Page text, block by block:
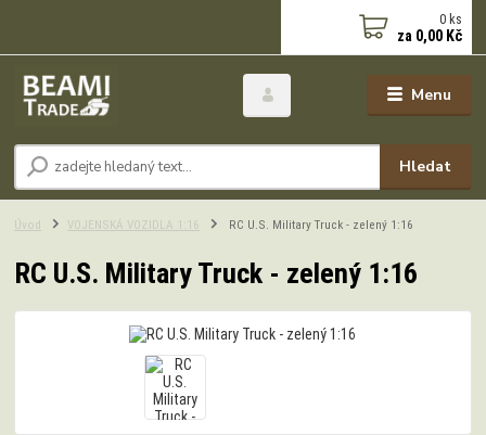
Menu
Hledat
0 ks
za 0,00 Kč
Úvod VOJENSKÁ VOZIDLA 1:16 RC U.S. Military Truck - zelený 1:16
RC U.S. Military Truck - zelený 1:16